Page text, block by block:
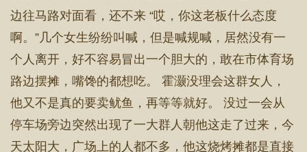
边往马路对面看，还不来 “哎，你这老板什么态度
啊。”几个女生纷纷叫喊，但是喊规喊，居然没有一
个人离开，好不容易冒出一个胆大的，敢在市体育场
路边摆摊，嘴馋的都想吃。 霍灏没理会这群女人，
他又不是真的要卖鱿鱼，再等等就好。 没过一会从
停车场旁边突然出现了一大群人朝他这走了过来，今
天太阳大，广场上的人都不多，他这烧烤摊都是直接